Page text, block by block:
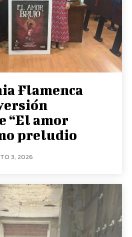
Flamenca
“El amor
preludio
3, 2026